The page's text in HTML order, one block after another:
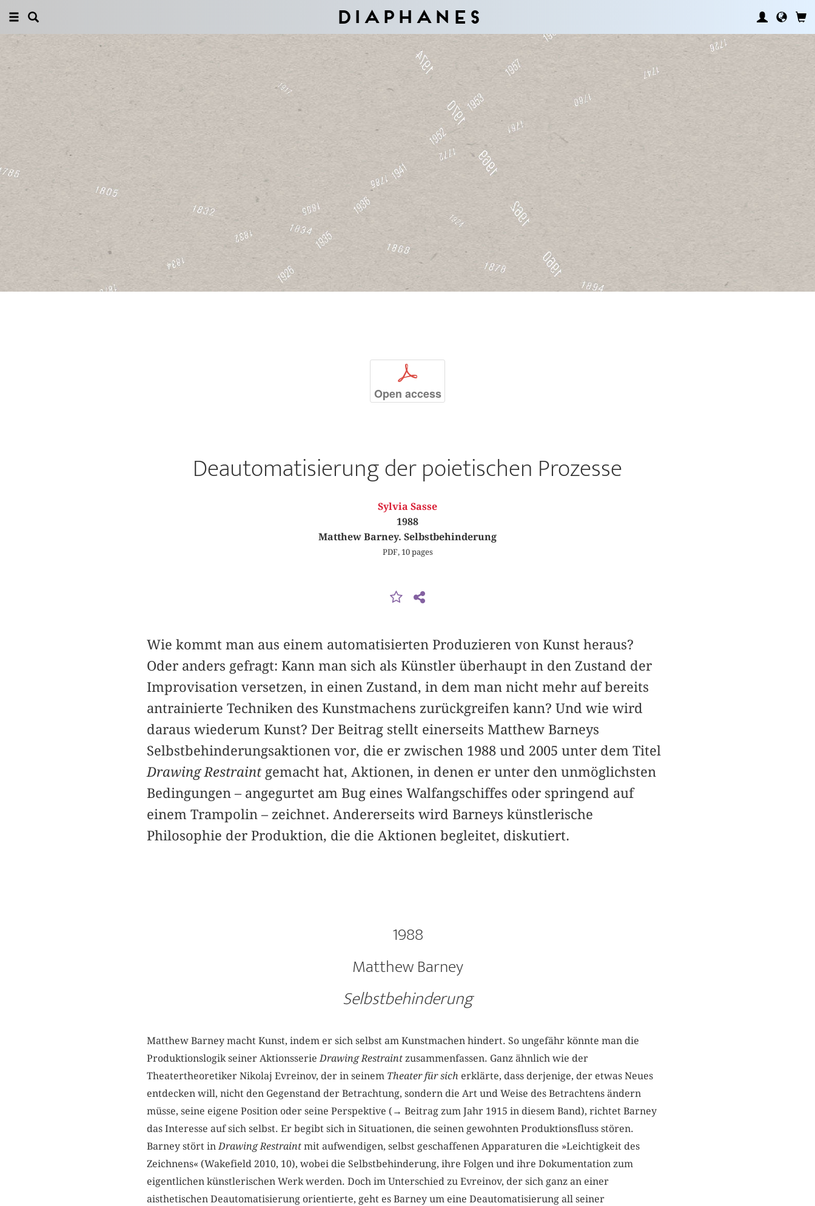
Diaphanes
p
Open access
Deautomatisierung der poietischen Prozesse
Sylvia Sasse
1988
Matthew Barney. Selbstbehinderung
PDF, 10 pages
Wie kommt man aus einem automatisierten Produzieren von Kunst heraus?
Oder anders gefragt: Kann man sich als Künstler überhaupt in den Zustand der
Improvisation versetzen, in einen Zustand, in dem man nicht mehr auf bereits
antrainierte Techniken des Kunstmachens zurückgreifen kann? Und wie wird
daraus wiederum Kunst? Der Beitrag stellt einerseits Matthew Barneys
Selbstbehinderungsaktionen vor, die er zwischen 1988 und 2005 unter dem Titel
Drawing Restraintgemacht hat, Aktionen, in denen er unter den unmöglichsten
Bedingungen – angegurtet am Bug eines Walfangschiffes oder springend auf
einem Trampolin – zeichnet. Andererseits wird Barneys künstlerische
Philosophie der Produktion, die die Aktionen begleitet, diskutiert.
1988
Matthew Barney
Selbstbehinderung
Matthew Barney macht Kunst, indem er sich selbst am Kunstmachen hindert. So ungefähr könnte man die
Produktionslogik seiner AktionsserieDrawing Restraintzusammenfassen. Ganz ähnlich wie der
Theatertheoretiker Nikolaj Evreinov, der in seinem Theater für sich erklärte, dass derjenige, der etwas Neues
entdecken will, nicht den Gegenstand der Betrachtung, sondern die Art und Weise des Betrachtens ändern
müsse, seine eigene Position oder seine Perspektive (→ Beitrag zum Jahr 1915 in diesem Band), richtet Barney
das Interesse auf sich selbst. Er begibt sich in Situationen, die seinen gewohnten Produktionsfluss stören.
Barney stört inDrawing Restraintmit aufwendigen, selbst geschaffenen Apparaturen die »Leichtigkeit des
Zeichnens« (Wakefield 2010, 10), wobei die Selbstbehinderung, ihre Folgen und ihre Dokumentation zum
eigentlichen künstlerischen Werk werden. Doch im Unterschied zu Evreinov, der sich ganz an einer
aisthetischen Deautomatisierung orientierte, geht es Barney um eine Deautomatisierung all seiner